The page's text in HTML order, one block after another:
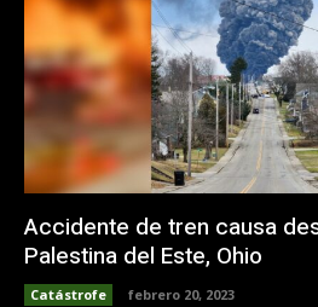
Accidente de tren causa
Palestina del Este, Ohio
Catástrofe febrero 20, 2023